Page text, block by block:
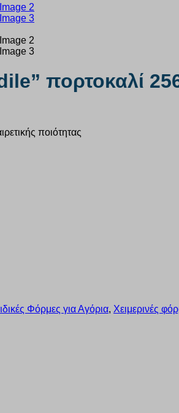
πορτοκαλί
ποιότητας
Φόρμες για Αγόρια, Χειμερινές